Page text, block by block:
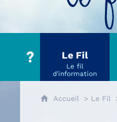
Le Fil
Accueil Le Fil